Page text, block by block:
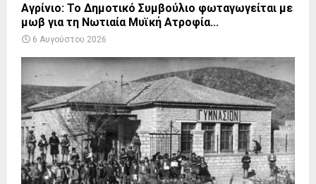
Αγρίνιο: Το Δημοτικό Συμβούλιο φωταγωγείται με
μωβ για τη Νωτιαία Μυϊκή Ατροφία...
6 Αυγούστου 2026